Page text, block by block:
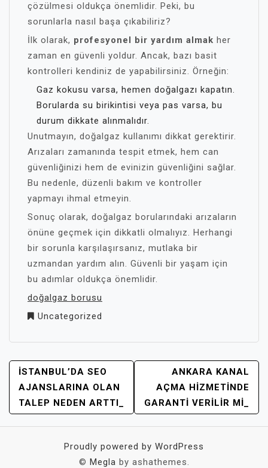
çözülmesi oldukça önemlidir. Peki, bu
sorunlarla nasıl başa çıkabiliriz?
İlk olarak, profesyonel bir yardım almak her
zaman en güvenli yoldur. Ancak, bazı basit
kontrolleri kendiniz de yapabilirsiniz. Örneğin:
Gaz kokusu varsa, hemen doğalgazı kapatın.
Borularda su birikintisi veya pas varsa, bu
durum dikkate alınmalıdır.
Unutmayın, doğalgaz kullanımı dikkat gerektirir.
Arızaları zamanında tespit etmek, hem can
güvenliğinizi hem de evinizin güvenliğini sağlar.
Bu nedenle, düzenli bakım ve kontroller
yapmayı ihmal etmeyin.
Sonuç olarak, doğalgaz borularındaki arızaların
önüne geçmek için dikkatli olmalıyız. Herhangi
bir sorunla karşılaşırsanız, mutlaka bir
uzmandan yardım alın. Güvenli bir yaşam için
bu adımlar oldukça önemlidir.
doğalgaz borusu
Uncategorized
YAZI
GEZINMESI
İSTANBUL’DA SEO
AJANSLARINA OLAN
TALEP NEDEN ARTTI_
ANKARA KANAL
AÇMA HIZMETINDE
GARANTI VERILIR MI_
Proudly powered by WordPress
© Megla by ashathemes.